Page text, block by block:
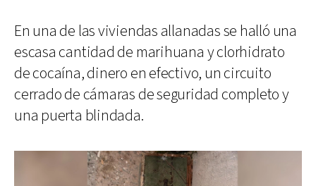
En una de las viviendas allanadas se halló una
escasa cantidad de marihuana y clorhidrato
de cocaína, dinero en efectivo, un circuito
cerrado de cámaras de seguridad completo y
una puerta blindada.